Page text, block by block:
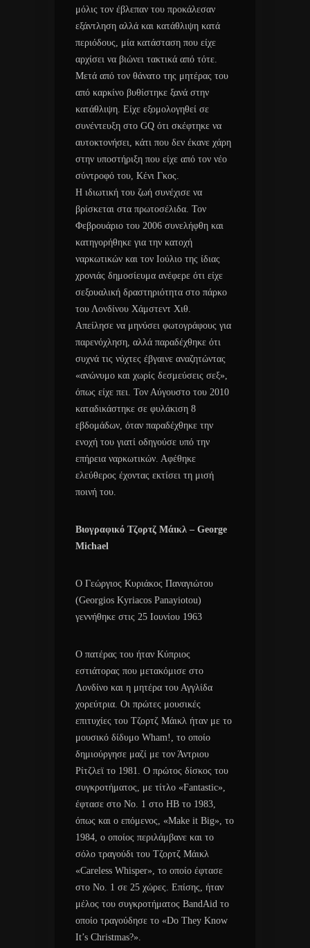
μόλις τον έβλεπαν του προκάλεσαν
εξάντληση αλλά και κατάθλιψη κατά
περιόδους, μία κατάσταση που είχε
αρχίσει να βιώνει τακτικά από τότε.
Μετά από τον θάνατο της μητέρας του
από καρκίνο βυθίστηκε ξανά στην
κατάθλιψη. Είχε εξομολογηθεί σε
συνέντευξη στο GQ ότι σκέφτηκε να
αυτοκτονήσει, κάτι που δεν έκανε χάρη
στην υποστήριξη που είχε από τον νέο
σύντροφό του, Κένι Γκος.
Η ιδιωτική του ζωή συνέχισε να
βρίσκεται στα πρωτοσέλιδα. Τον
Φεβρουάριο του 2006 συνελήφθη και
κατηγορήθηκε για την κατοχή
ναρκωτικών και τον Ιούλιο της ίδιας
χρονιάς δημοσίευμα ανέφερε ότι είχε
σεξουαλική δραστηριότητα στο πάρκο
του Λονδίνου Χάμστεντ Χιθ.
Απείλησε να μηνύσει φωτογράφους για
παρενόχληση, αλλά παραδέχθηκε ότι
συχνά τις νύχτες έβγαινε αναζητώντας
«ανώνυμο και χωρίς δεσμεύσεις σεξ»,
όπως είχε πει. Τον Αύγουστο του 2010
καταδικάστηκε σε φυλάκιση 8
εβδομάδων, όταν παραδέχθηκε την
ενοχή του γιατί οδηγούσε υπό την
επήρεια ναρκωτικών. Αφέθηκε
ελεύθερος έχοντας εκτίσει τη μισή
ποινή του.
Βιογραφικό Τζoρτζ Μάικλ – George
Michael
Ο Γεώργιος Κυριάκος Παναγιώτου
(Georgios Kyriacos Panayiotou)
γεννήθηκε στις 25 Ιουνίου 1963
Ο πατέρας του ήταν Κύπριος
εστιάτορας που μετακόμισε στο
Λονδίνο και η μητέρα του Αγγλίδα
χορεύτρια. Οι πρώτες μουσικές
επιτυχίες του Τζορτζ Μάικλ ήταν με το
μουσικό δίδυμο Wham!, το οποίο
δημιούργησε μαζί με τον Άντριου
Ρίτζλεϊ το 1981. Ο πρώτος δίσκος του
συγκροτήματος, με τίτλο «Fantastic»,
έφτασε στο Νο. 1 στο ΗΒ το 1983,
όπως και ο επόμενος, «Make it Big», το
1984, ο οποίος περιλάμβανε και το
σόλο τραγούδι του Τζορτζ Μάικλ
«Careless Whisper», το οποίο έφτασε
στο Νο. 1 σε 25 χώρες. Επίσης, ήταν
μέλος του συγκροτήματος BandAid το
οποίο τραγούδησε το «Do They Know
It’s Christmas?».